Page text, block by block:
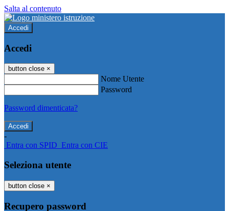
Salta al contenuto
Accedi
Accedi
button close ×
Nome Utente
Password
Password dimenticata?
-
Entra con SPID Entra con CIE
Seleziona utente
button close ×
Recupero password